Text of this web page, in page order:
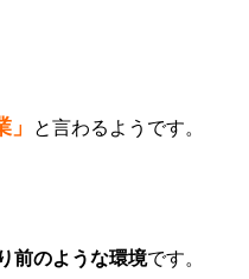
と言わるようです。
前のような環境です。